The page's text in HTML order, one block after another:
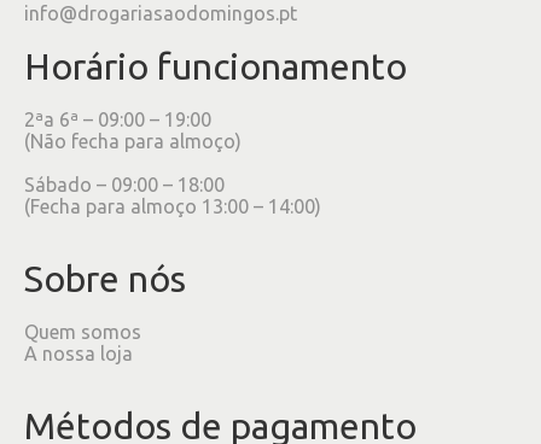
info@drogariasaodomingos.pt
Horário funcionamento
2ªa 6ª – 09:00 – 19:00
(Não fecha para almoço)
Sábado – 09:00 – 18:00
(Fecha para almoço 13:00 – 14:00)
Sobre nós
Quem somos
A nossa loja
Métodos de pagamento